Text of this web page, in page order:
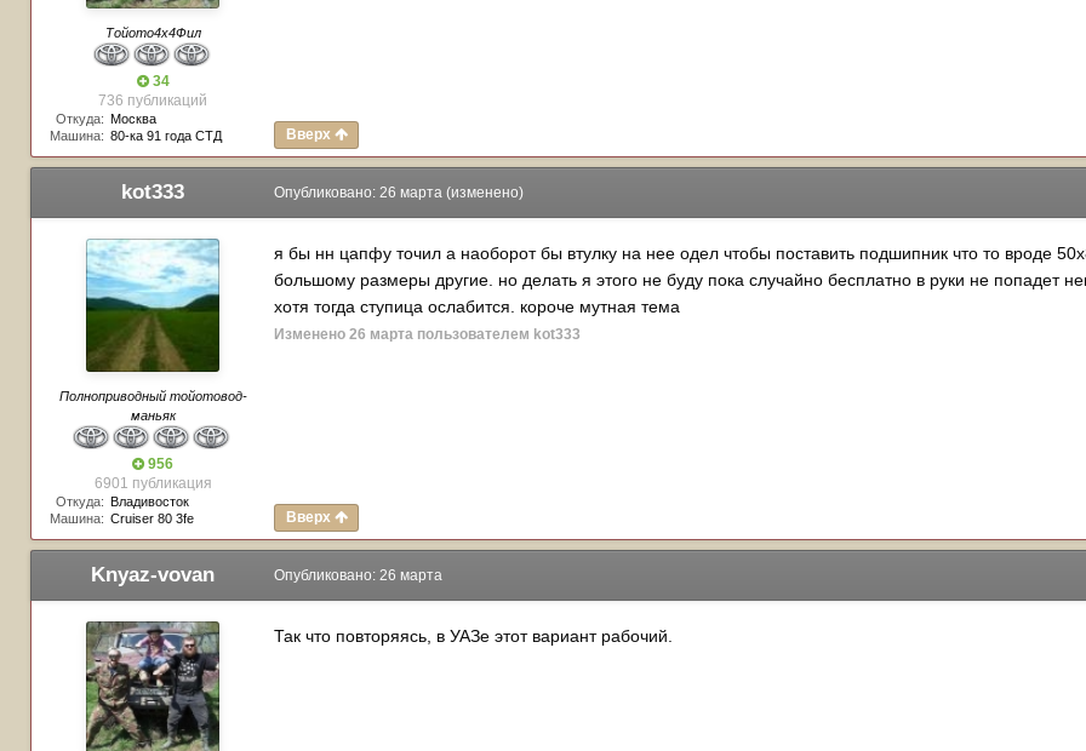
Тойото4х4Фил
34
736 публикаций
Откуда: Москва
Машина: 80-ка 91 года СТД Вверх
kot333
Полноприводный тойотовод-
маньяк
956
6901 публикация
Откуда: Владивосток
Машина: Cruiser 80 3fe
Опубликовано: 26 марта (изменено)
я бы нн цапфу точил а наоборот бы втулку на нее одел чтобы поставить подшипник что то вроде
большому размеры другие. но делать я этого не буду пока случайно бесплатно в руки не попадет
хотя тогда ступица ослабится. короче мутная тема
Изменено 26 марта пользователем kot333
Вверх
Knyaz-vovan Опубликовано: 26 марта
Так что повторяясь, в УАЗе этот вариант рабочий.